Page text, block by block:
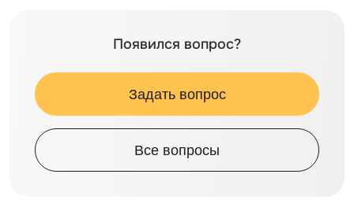
Появился вопрос?
Задать вопрос
Все вопросы